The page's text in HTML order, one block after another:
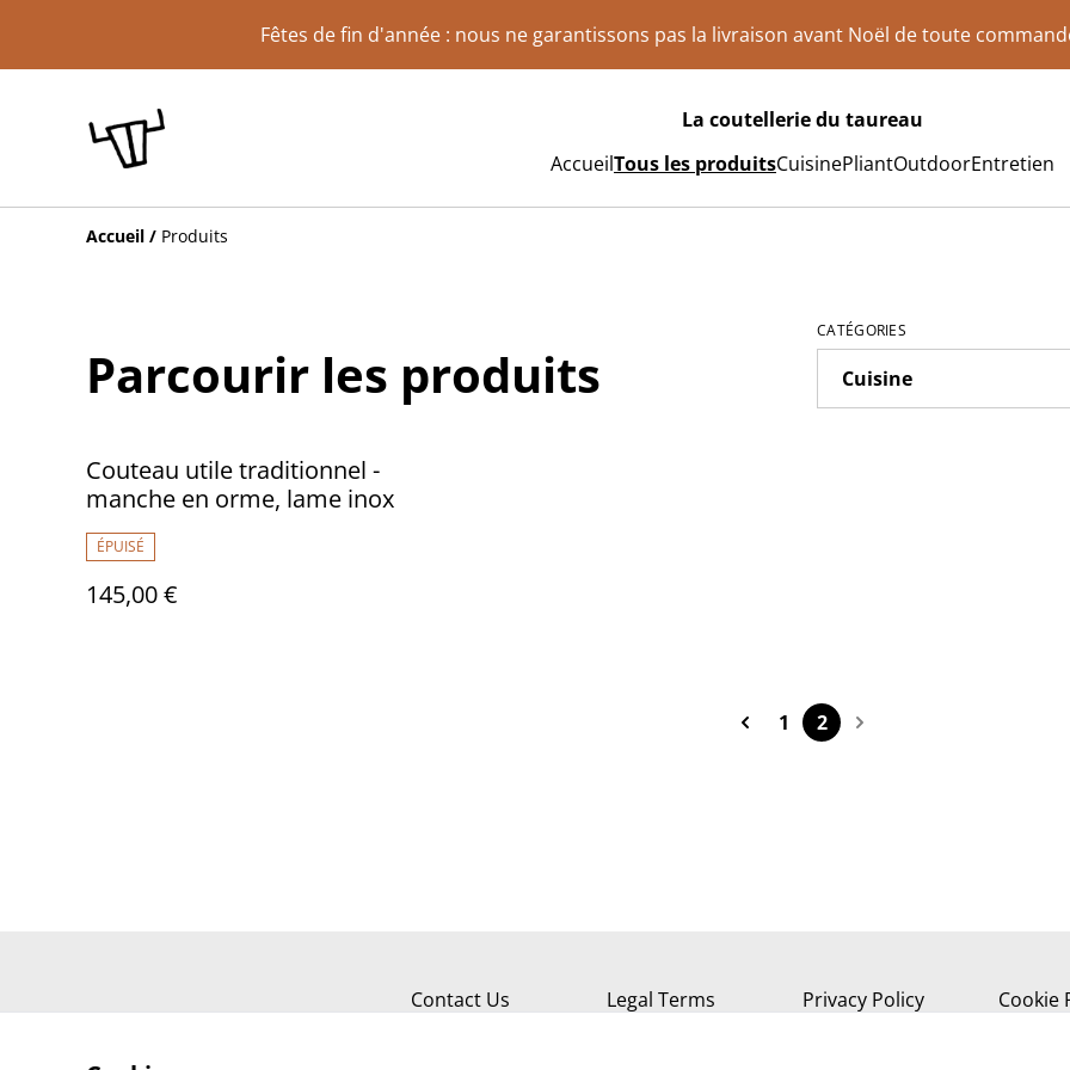
Fêtes de fin d'année : nous ne garantissons pas la livraison avant Noël de toute
La coutellerie du taureau
AccueilTous les produitsCuisinePliantOutdoorEntretien
Accueil / Produits
Parcourir les produits
CATÉGORIES
Couteau utile traditionnel -
manche en orme, lame inox
ÉPUISÉ
145,00 €
1 2
Contact Us Legal Terms Privacy Policy Cookie